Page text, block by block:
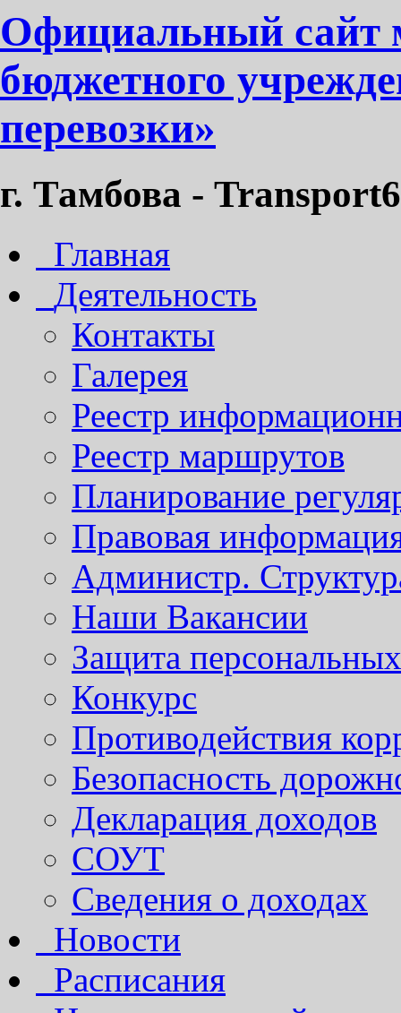
Официальный сайт
бюджетного
перевозки»
г. Тамбова -
Главная
Деятельность
Контакты
Галерея
Реестр
Реестр маршрутов
Планирование
Правовая
Администр.
Наши Вакансии
Защита
Конкурс
Противодействия
Безопасность
Декларация доходов
СОУТ
Сведения о доходах
Новости
Расписания